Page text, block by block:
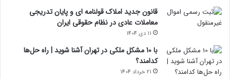
قانون جدید املاک قولنامه ای و پایان تدریجی
معاملات عادی در نظام حقوقی ایران
11 دی 1404
با 10 مشکل ملکی در تهران آشنا شوید | راه حل‌ها
کدامند؟
21 خرداد 1404